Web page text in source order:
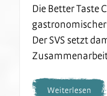
Die Better Taste
gastronomischer
Der SVS setzt
Weiterlesen